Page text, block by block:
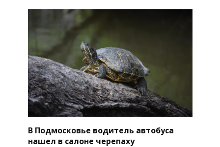
В Подмосковье водитель автобуса
нашел в салоне черепаху